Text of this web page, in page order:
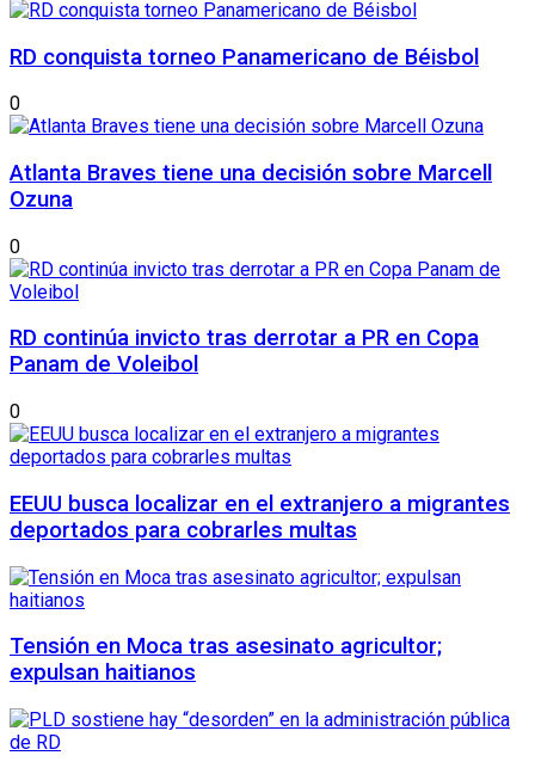
RD conquista torneo Panamericano de Béisbol
0
Atlanta Braves tiene una decisión sobre Marcell
Ozuna
0
RD continúa invicto tras derrotar a PR en Copa
Panam de Voleibol
0
EEUU busca localizar en el extranjero a migrantes
deportados para cobrarles multas
Tensión en Moca tras asesinato agricultor;
expulsan haitianos